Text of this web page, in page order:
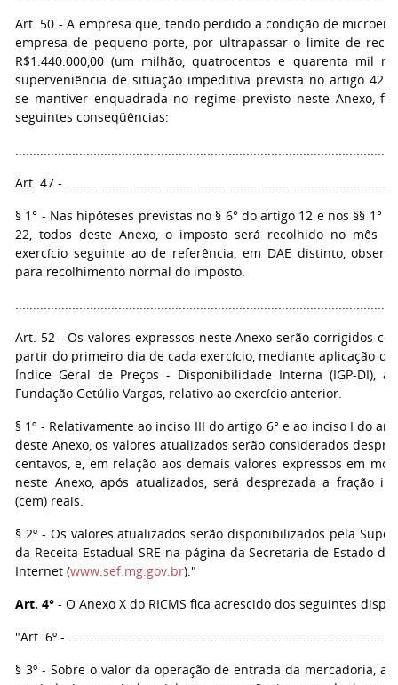
Art. 50 - A empresa que, tendo perdido a condição de
empresa de pequeno porte, por ultrapassar o limite de
R$1.440.000,00 (um milhão, quatrocentos e quarenta mil
superveniência de situação impeditiva prevista no artigo 42
se mantiver enquadrada no regime previsto neste Anexo,
seguintes conseqüências:
Art. 47 -
§ 1° - Nas hipóteses previstas no § 6° do artigo 12 e nos §§ 1°
22, todos deste Anexo, o imposto será recolhido no mês
exercício seguinte ao de referência, em DAE distinto,
para recolhimento normal do imposto.
Art. 52 - Os valores expressos neste Anexo serão corrigidos
partir do primeiro dia de cada exercício, mediante aplicação da
Índice Geral de Preços - Disponibilidade Interna (IGP-DI),
Fundação Getúlio Vargas, relativo ao exercício anterior.
§ 1º - Relativamente ao inciso III do artigo 6° e ao inciso I do
deste Anexo, os valores atualizados serão considerados
centavos, e, em relação aos demais valores expressos em
neste Anexo, após atualizados, será desprezada a fração
(cem) reais.
§ 2º - Os valores atualizados serão disponibilizados pela
da Receita Estadual-SRE na página da Secretaria de Estado da
Internet (www.sef.mg.gov.br)."
Art. 4° - O Anexo X do RICMS fica acrescido dos seguintes
"Art. 6º -
§ 3º - Sobre o valor da operação de entrada da mercadoria,